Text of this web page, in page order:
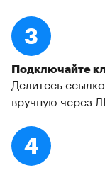
3
Подключайте
Делитесь
вручную через
4